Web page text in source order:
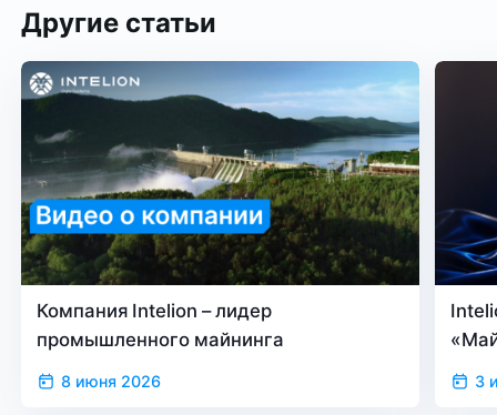
Другие статьи
Компания Intelion – лидер
промышленного майнинга
8 июня 2026 3